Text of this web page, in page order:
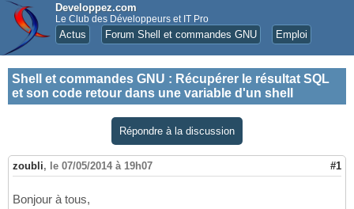
Developpez.com
Le Club des Développeurs et IT Pro
Actus Forum Shell et commandes GNU Emploi
Shell et commandes GNU : Récupérer le résultat SQL
et son code retour dans une variable d'un shell
Répondre à la discussion
zoubli, le 07/05/2014 à 19h07 #1
Bonjour à tous,